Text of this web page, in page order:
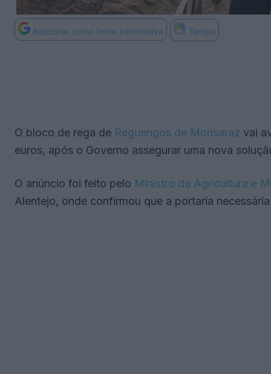
Adicionar como fonte informativa Tempo
O bloco de rega de Reguengos de Monsaraz vai
euros, após o Governo assegurar uma nova
O anúncio foi feito pelo Ministro da Agricultura e
Alentejo, onde confirmou que a portaria